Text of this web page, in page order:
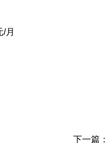
/月
下一篇：